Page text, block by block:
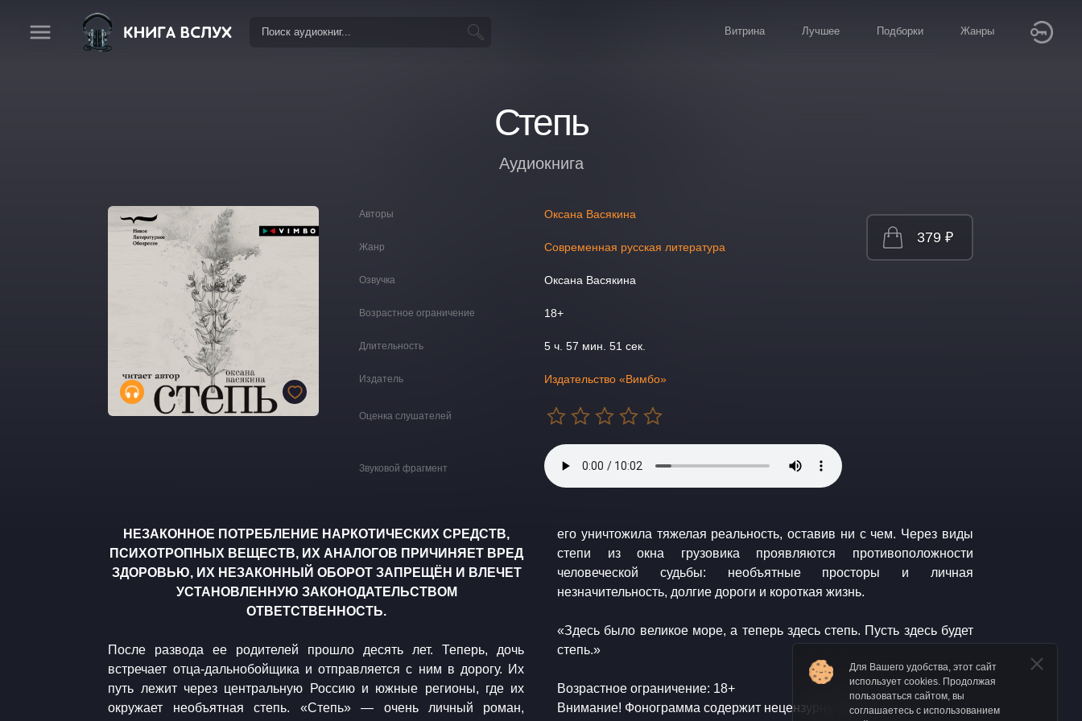
Витрина Лучшее Подборки Жанры
Степь
Аудиокнига
Авторы Оксана Васякина
Жанр Современная русская литература
Озвучка Оксана Васякина
Возрастное ограничение 18+
Длительность 5 ч. 57 мин. 51 сек.
Издатель Издательство «Вимбо»
Оценка слушателей
Звуковой фрагмент
379 ₽
НЕЗАКОННОЕ ПОТРЕБЛЕНИЕ НАРКОТИЧЕСКИХ СРЕДСТВ,
ПСИХОТРОПНЫХ ВЕЩЕСТВ, ИХ АНАЛОГОВ ПРИЧИНЯЕТ ВРЕД
ЗДОРОВЬЮ, ИХ НЕЗАКОННЫЙ ОБОРОТ ЗАПРЕЩЁН И ВЛЕЧЕТ
УСТАНОВЛЕННУЮ ЗАКОНОДАТЕЛЬСТВОМ
ОТВЕТСТВЕННОСТЬ.
После развода ее родителей прошло десять лет. Теперь, дочь
встречает отца-дальнобойщика и отправляется с ним в дорогу. Их
путь лежит через центральную Россию и южные регионы, где их
окружает необъятная степь. «Степь» — очень личный роман,
его уничтожила тяжелая реальность, оставив ни с чем. Через виды
степи из окна грузовика проявляются противоположности
человеческой судьбы: необъятные просторы и личная
незначительность, долгие дороги и короткая жизнь.
«Здесь было великое море, а теперь здесь степь. Пусть здесь будет
степь.»
Возрастное ограничение: 18+
Внимание! Фонограмма содержит нецензурную брань
Для Вашего удобства, этот сайт
использует cookies. Продолжая
пользоваться сайтом, вы
соглашаетесь с использованием